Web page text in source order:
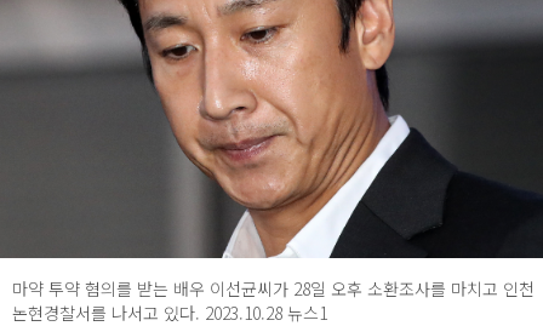
마약 투약 혐의를 받는 배우 이선균씨가 28일 오후 소환조사를 마치고 인천
논현경찰서를 나서고 있다. 2023.10.28 뉴스1